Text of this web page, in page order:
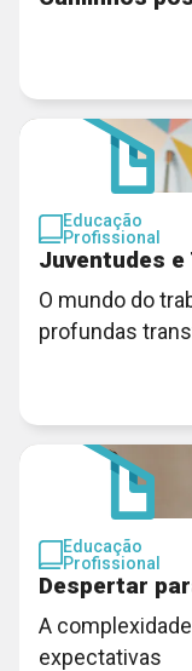
Educação
Profissional
Juventudes e
O mundo do
profundas
Educação
Profissional
Despertar
A
expectativas